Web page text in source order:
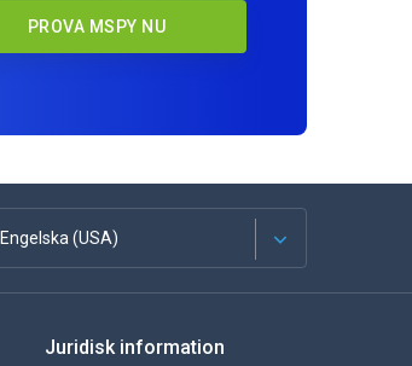
PROVA MSPY NU
Engelska (USA)
franska
SpanskaJuridisk information